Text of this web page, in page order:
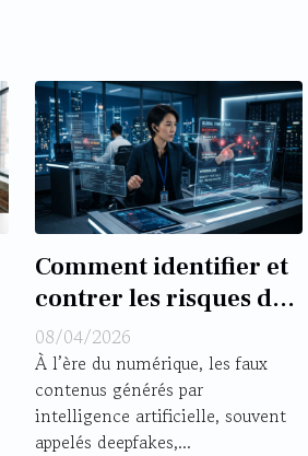
Comment identifier et
contrer les risques de
deepfake pour les
entreprises ?
08/04/2026
À l’ère du numérique, les faux
contenus générés par
intelligence artificielle, souvent
appelés deepfakes,...